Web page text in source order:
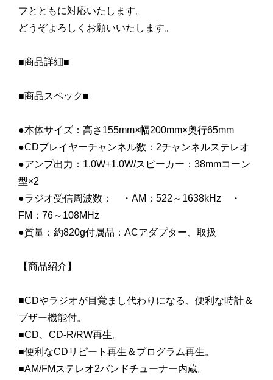
フとともに対応いたします。
どうぞよろしくお願いいたします。
■商品詳細■
■商品スペック■
●本体サイズ：高さ155mm×幅200mm×奥行65mm
●CDプレイヤーチャンネル数：2チャンネルステレオ
●アンプ出力：1.0W+1.0W/スピーカー：38mmコーン
型×2
●ラジオ受信周波数： ・AM：522～1638kHz ・
FM：76～108MHz
●質量：約820g付属品：ACアダプター、取扱
【商品紹介】
■CDやラジオが目覚まし代わりになる、便利な時計＆
ブザー機能付。
■CD、CD-R/RW再生。
■便利なCDリピート再生＆プログラム再生。
■AM/FMステレオ2バンドチューナー内蔵。